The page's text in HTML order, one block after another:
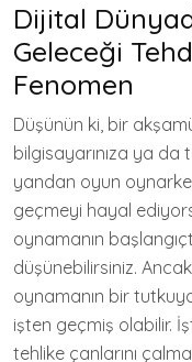
Dijital
Geleceği
Fenomen
Düşünün ki, bir
bilgisayarınıza ya da
yandan oyun
geçmeyi hayal
oynamanın
düşünebilirsiniz.
oynamanın bir
işten geçmiş olabilir.
tehlike çanlarını